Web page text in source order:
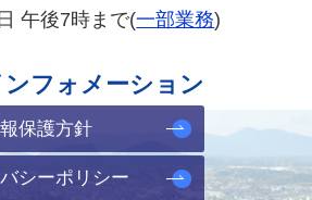
午後7時まで(一部業務)
ンフォメーション
保護方針
シーポリシー